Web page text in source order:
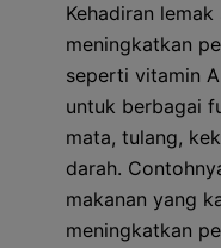
Kehadiran
meningkatkan
seperti vitamin
untuk berbagai
mata, tulang,
darah.
makanan yang
meningkatkan